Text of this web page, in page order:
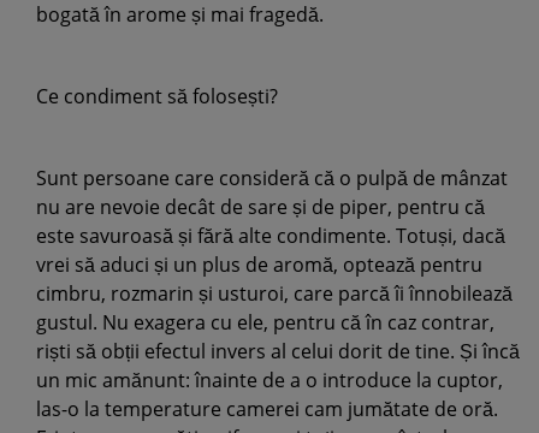
bogată în arome și mai fragedă.
Ce condiment să folosești?
Sunt persoane care consideră că o pulpă de mânzat
nu are nevoie decât de sare și de piper, pentru că
este savuroasă și fără alte condimente. Totuși, dacă
vrei să aduci și un plus de aromă, optează pentru
cimbru, rozmarin și usturoi, care parcă îi înnobilează
gustul. Nu exagera cu ele, pentru că în caz contrar,
riști să obții efectul invers al celui dorit de tine. Și încă
un mic amănunt: înainte de a o introduce la cuptor,
las-o la temperature camerei cam jumătate de oră.